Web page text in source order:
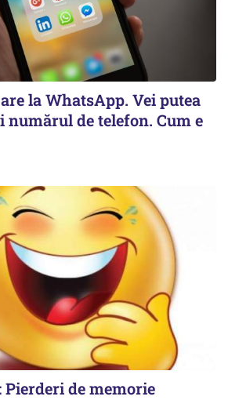
la WhatsApp. Vei putea
numărul de telefon. Cum e
Pierderi de memorie